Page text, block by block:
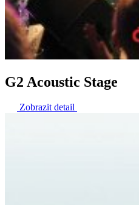
G2 Acoustic Stage
Zobrazit detail